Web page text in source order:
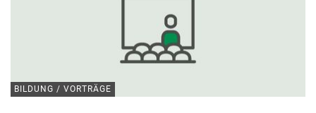
BILDUNG / VORTRÄGE